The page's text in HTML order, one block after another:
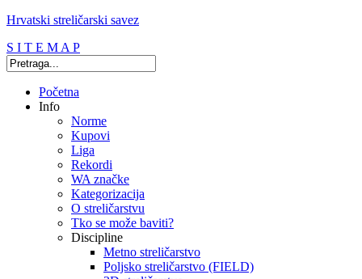
Hrvatski streličarski savez
S I T E M A P
Početna
Info
Norme
Kupovi
Liga
Rekordi
WA značke
Kategorizacija
O streličarstvu
Tko se može baviti?
Discipline
Metno streličarstvo
Poljsko streličarstvo (FIELD)